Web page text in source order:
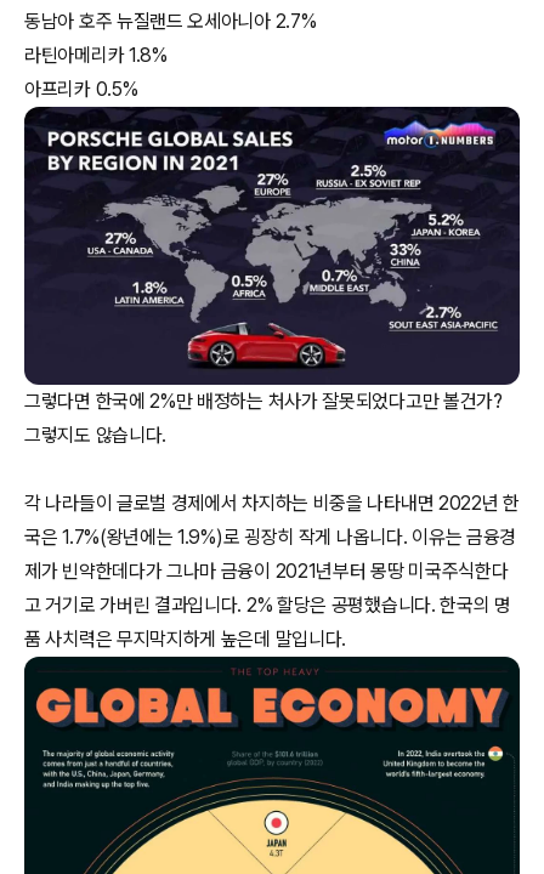
동남아 호주 뉴질랜드 오세아니아 2.7%
라틴아메리카 1.8%
아프리카 0.5%
그렇다면 한국에 2%만 배정하는 처사가 잘못되었다고만 볼건가?
그렇지도 않습니다.
각 나라들이 글로벌 경제에서 차지하는 비중을 나타내면 2022년 한
국은 1.7%(왕년에는 1.9%)로 굉장히 작게 나옵니다. 이유는 금융경
제가 빈약한데다가 그나마 금융이 2021년부터 몽땅 미국주식한다
고 거기로 가버린 결과입니다. 2% 할당은 공평했습니다. 한국의 명
품 사치력은 무지막지하게 높은데 말입니다.